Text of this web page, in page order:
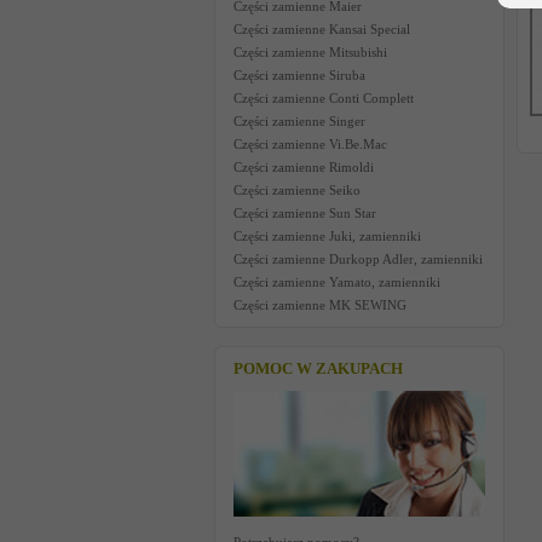
Części zamienne Maier
Części zamienne Kansai Special
Części zamienne Mitsubishi
Części zamienne Siruba
Części zamienne Conti Complett
Części zamienne Singer
Części zamienne Vi.Be.Mac
Części zamienne Rimoldi
Części zamienne Seiko
Części zamienne Sun Star
Części zamienne Juki, zamienniki
Części zamienne Durkopp Adler, zamienniki
Części zamienne Yamato, zamienniki
Części zamienne MK SEWING
POMOC W ZAKUPACH